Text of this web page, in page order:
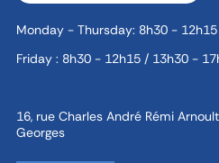
Monday - Thursday: 8h30 -
Friday : 8h30 - 12h15 / 13h30 -
16, rue Charles André Rémi
Georges